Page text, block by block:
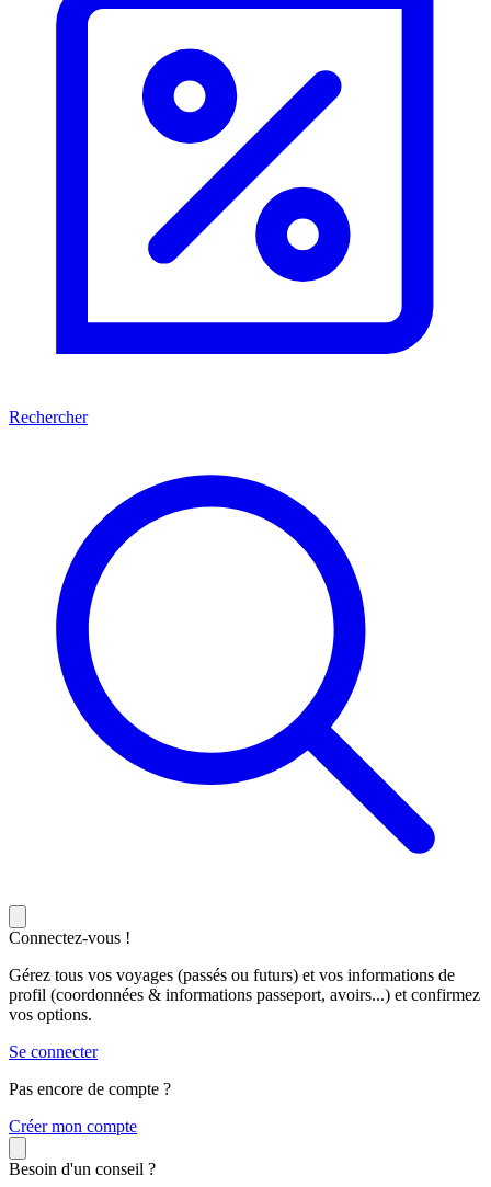
Rechercher
Connectez-vous !
Gérez tous vos voyages (passés ou futurs) et vos informations de
profil (coordonnées & informations passeport, avoirs...) et confirmez
vos options.
Se connecter
Pas encore de compte ?
Créer mon compte
Besoin d'un conseil ?